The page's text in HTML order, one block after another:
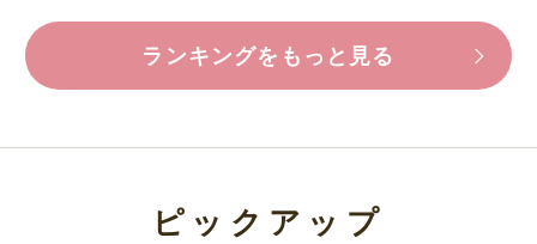
ランキングをもっと見る
ピックアップ